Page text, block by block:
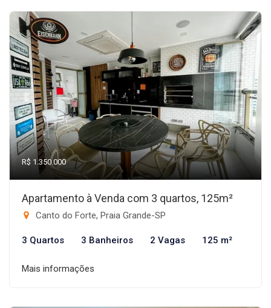
R$ 1.350.000
Apartamento à Venda com 3 quartos, 125m²
Canto do Forte, Praia Grande-SP
3 Quartos 3 Banheiros 2 Vagas 125 m²
Mais informações